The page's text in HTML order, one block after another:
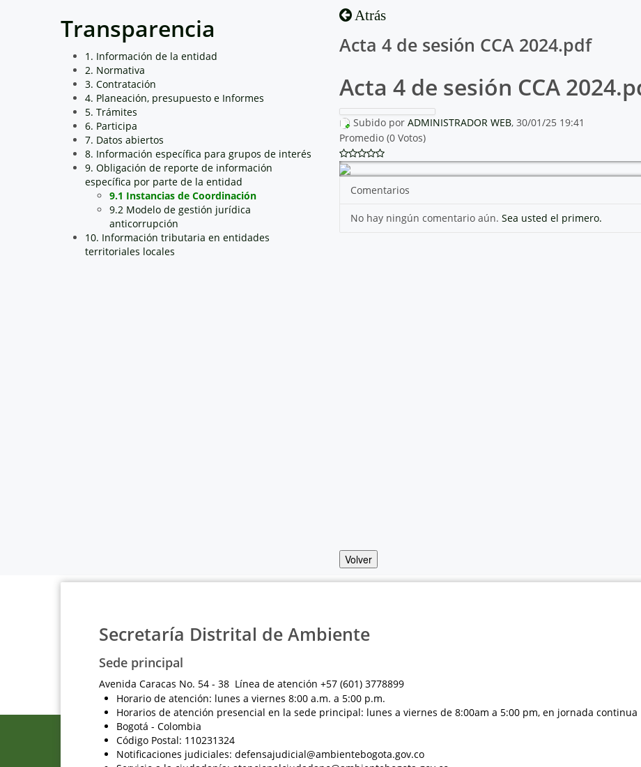
Transparencia
1. Información de la entidad
2. Normativa
3. Contratación
4. Planeación, presupuesto e Informes
5. Trámites
6. Participa
7. Datos abiertos
8. Información específica para grupos de interés
9. Obligación de reporte de información
específica por parte de la entidad
9.1 Instancias de Coordinación
9.2 Modelo de gestión jurídica
anticorrupción
10. Información tributaria en entidades
territoriales locales
Atrás
Acta 4 de sesión CCA 2024.pdf
Acta 4 de sesión CCA
Subido por ADMINISTRADOR WEB, 30/01/25 19:41
Promedio (0 Votos)
Comentarios
No hay ningún comentario aún. Sea usted el primero.
Volver
Secretaría Distrital de Ambiente
Sede principal
Avenida Caracas No. 54 - 38 Línea de atención +57 (601) 3778899
Horario de atención: lunes a viernes 8:00 a.m. a 5:00 p.m.
Horarios de atención presencial en la sede principal: lunes a viernes de 8:00am a 5:00 pm, en jornada continua
Bogotá - Colombia
Código Postal: 110231324
Notificaciones judiciales: defensajudicial@ambientebogota.gov.co